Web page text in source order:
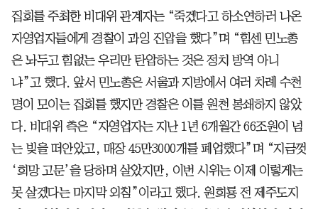
집회를 주최한 비대위 관계자는 “죽겠다고 하소연하러 나온
자영업자들에게 경찰이 과잉 진압을 했다”며 “힘센 민노총
은 놔두고 힘없는 우리만 탄압하는 것은 정치 방역 아니
냐”고 했다. 앞서 민노총은 서울과 지방에서 여러 차례 수천
명이 모이는 집회를 했지만 경찰은 이를 원천 봉쇄하지 않았
다. 비대위 측은 “자영업자는 지난 1년 6개월간 66조원이 넘
는 빚을 떠안았고, 매장 45만3000개를 폐업했다”며 “지금껏
‘희망 고문’을 당하며 살았지만, 이번 시위는 이제 이렇게는
못 살겠다는 마지막 외침”이라고 했다. 원희룡 전 제주도지